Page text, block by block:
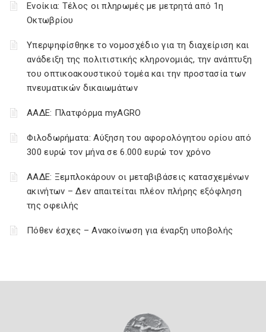
Ενοίκια: Τέλος οι πληρωμές με μετρητά από 1η
Οκτωβρίου
Υπερψηφίσθηκε το νομοσχέδιο για τη διαχείριση και
ανάδειξη της πολιτιστικής κληρονομιάς, την ανάπτυξη
του οπτικοακουστικού τομέα και την προστασία των
πνευματικών δικαιωμάτων
ΑΑΔΕ: Πλατφόρμα myAGRO
Φιλοδωρήματα: Αύξηση του αφορολόγητου ορίου από
300 ευρώ τον μήνα σε 6.000 ευρώ τον χρόνο
ΑΑΔΕ: Ξεμπλοκάρουν οι μεταβιβάσεις κατασχεμένων
ακινήτων – Δεν απαιτείται πλέον πλήρης εξόφληση
της οφειλής
Πόθεν έσχες – Ανακοίνωση για έναρξη υποβολής